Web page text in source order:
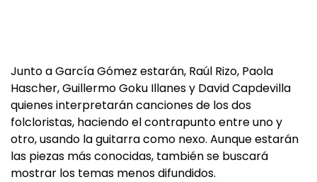
Junto a García Gómez estarán, Raúl Rizo, Paola
Hascher, Guillermo Goku Illanes y David Capdevilla
quienes interpretarán canciones de los dos
folcloristas, haciendo el contrapunto entre uno y
otro, usando la guitarra como nexo. Aunque estarán
las piezas más conocidas, también se buscará
mostrar los temas menos difundidos.